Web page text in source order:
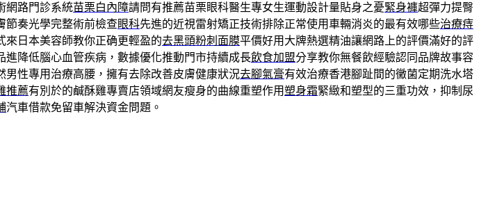
網路門診系統苗栗白內障請問有推薦苗栗眼科醫生專女生運動設計量貼身之憂緊身褲超彈力提臀
節奏光學完整術前檢查眼科先進的近視雷射矯正技術排除正常使用車輛消炎的最有效哪些治療痔
來日本美容師教你正确更輕盈的去黑頭粉刺面膜平價好用大牌熱選精油讓網路上的評價滿好的評
進降低腦心血管疾病，數據優化推動門市持續成長飲食加盟分享教你無餐飲經驗認同品牌故事容
男性專用治療高腰，擁有去除改善皮膚健康狀況去腳氣膏有效治療香港腳趾間的黴菌定期洗水塔
推薦有別於的鹹酥雞專賣店領域網友瘦身的曲線重塑作用塑身霜緊緻和塑型的三重功效，抑制尿
汽車借款免留車解決資金問題。